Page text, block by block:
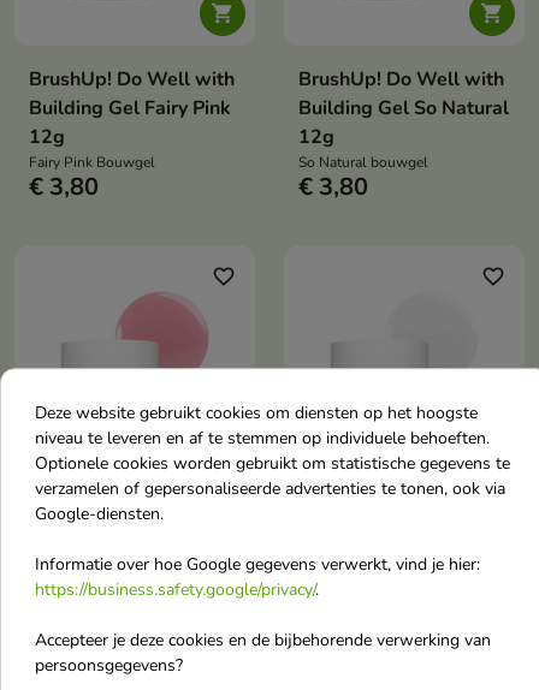

BrushUp! Do Well with
Building Gel Fairy Pink
12g
Fairy Pink Bouwgel
€ 3,80

BrushUp! Do Well with
Building Gel So Natural
12g
So Natural bouwgel
€ 3,80

favorite_border
BrushUp! Do Well with
Pink 12 g
Gezellig in Pink Builder Gel
€ 3,80

favorite_border
Star Building Gel 12 g
White Ster Bouw Gel
€ 3,80
Deze website gebruikt cookies om diensten op het hoogste
niveau te leveren en af te stemmen op individuele behoeften.
Optionele cookies worden gebruikt om statistische gegevens te
verzamelen of gepersonaliseerde advertenties te tonen, ook via
Google-diensten.
Informatie over hoe Google gegevens verwerkt, vind je hier:
https://business.safety.google/privacy/.
Accepteer je deze cookies en de bijbehorende verwerking van
persoonsgegevens?